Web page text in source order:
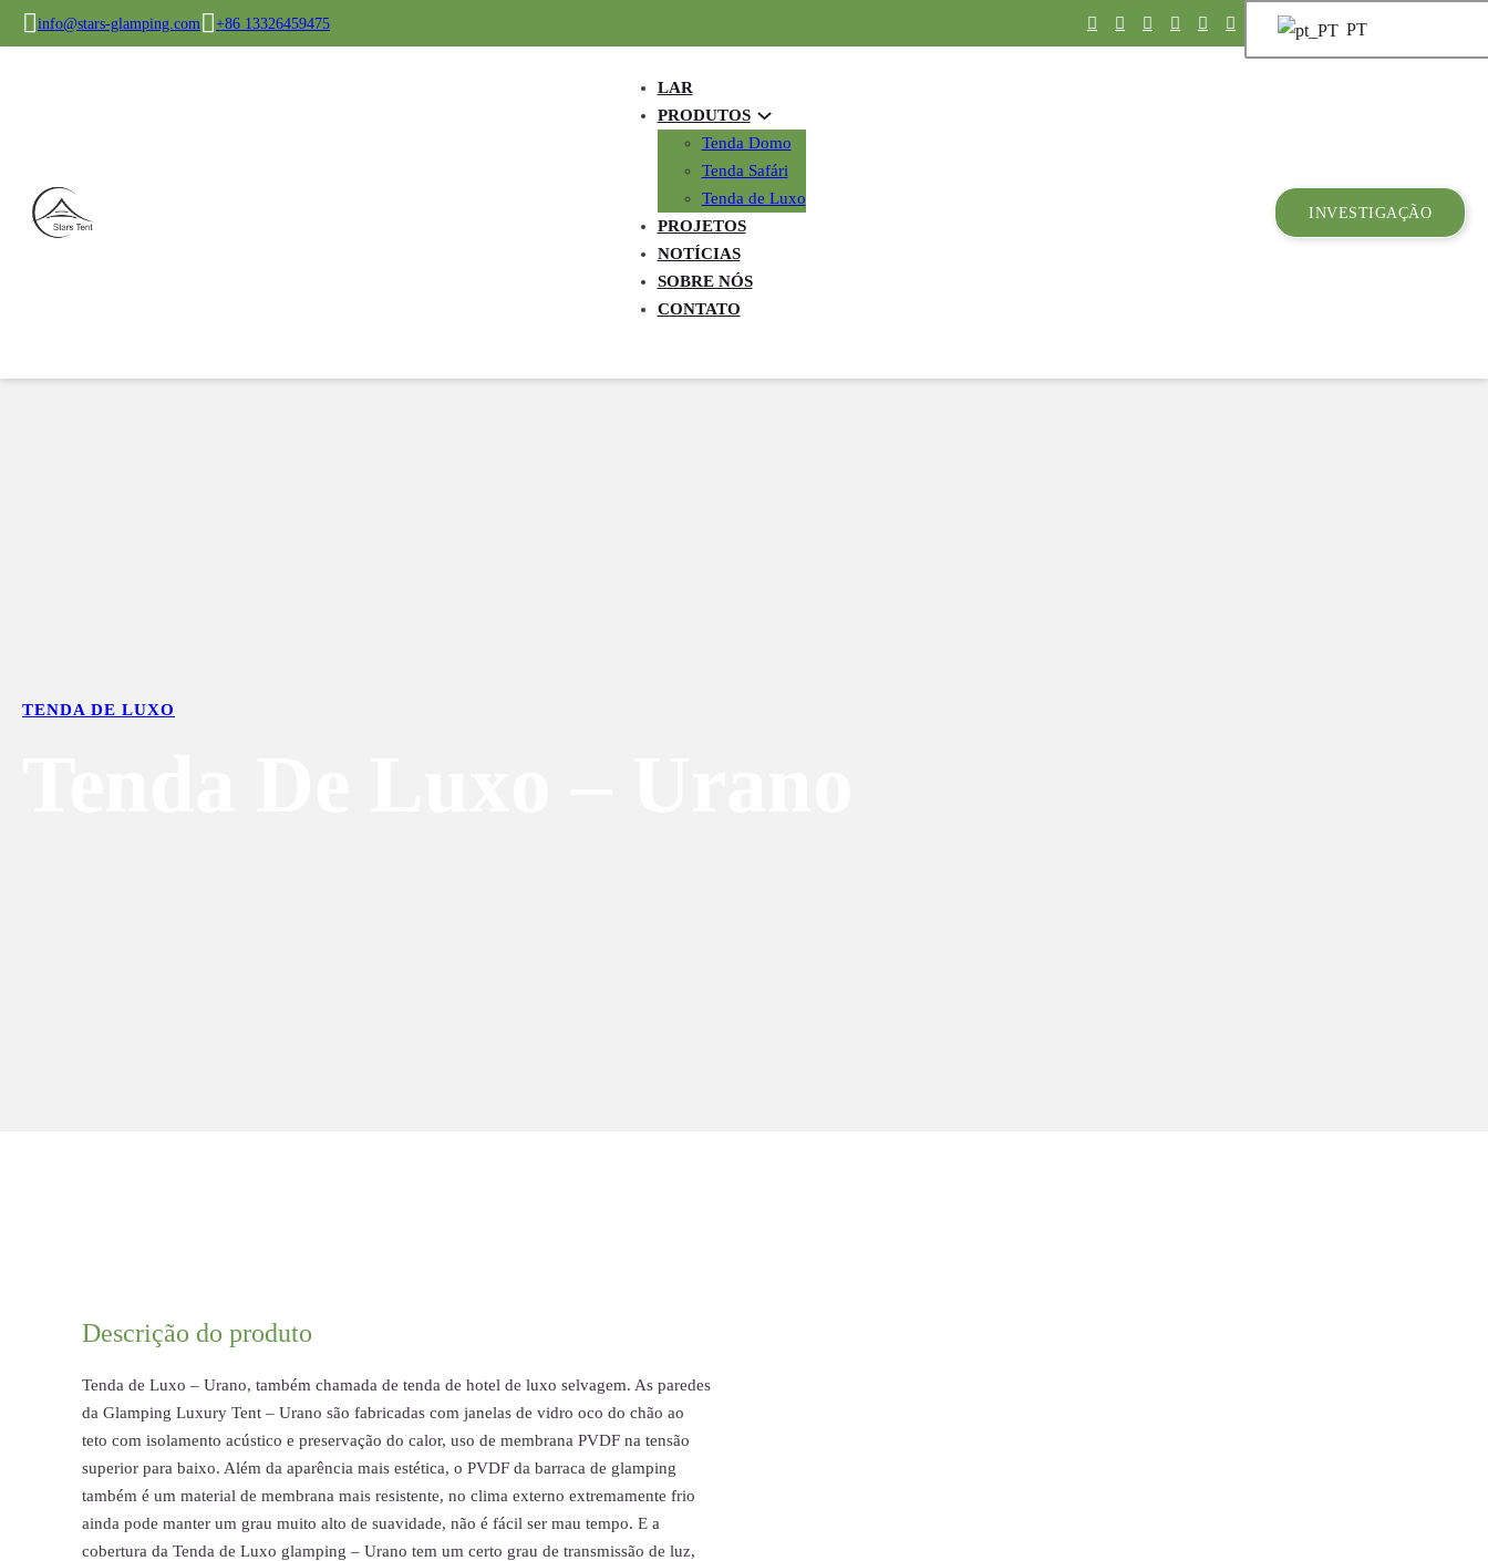
info@stars-glamping.com +86 13326459475 PT
LAR
PRODUTOS
Tenda Domo
Tenda Safári
Tenda de Luxo
PROJETOS
NOTÍCIAS
SOBRE NÓS
CONTATO
INVESTIGAÇÃO
TENDA DE LUXO
Descrição do produto
Tenda de Luxo – Urano, também chamada de tenda de hotel de luxo selvagem. As paredes
da Glamping Luxury Tent – Urano são fabricadas com janelas de vidro oco do chão ao
teto com isolamento acústico e preservação do calor, uso de membrana PVDF na tensão
superior para baixo. Além da aparência mais estética, o PVDF da barraca de glamping
também é um material de membrana mais resistente, no clima externo extremamente frio
ainda pode manter um grau muito alto de suavidade, não é fácil ser mau tempo. E a
cobertura da Tenda de Luxo glamping – Urano tem um certo grau de transmissão de luz,